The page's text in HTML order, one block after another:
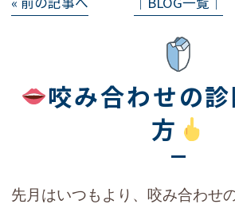
咬み合わせの
方
先月はいつもより、咬み合わせ